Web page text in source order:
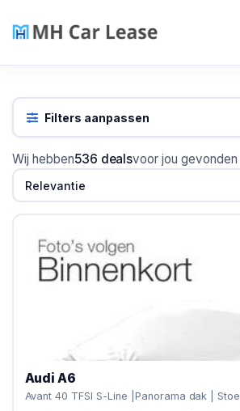
Filters aanpassen
Wij hebben536 dealsvoor jou gevonden
Relevantie
Audi A6
Avant 40 TFSI S-Line |Panorama dak |